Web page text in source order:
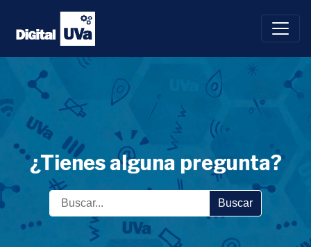
Saltar
contenido
¿Tienes alguna pregunta?
Buscar